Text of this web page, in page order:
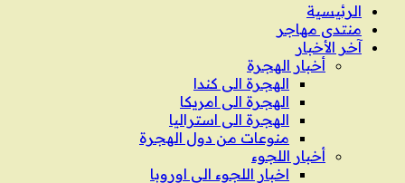
الرئيسية
منتدى مهاجر
آخر الأخبار
أخبار الهجرة
الهجرة الى كندا
الهجرة الى امريكا
الهجرة الى استراليا
منوعات من دول الهجرة
أخبار اللجوء
اخبار اللجوء الى اوروبا